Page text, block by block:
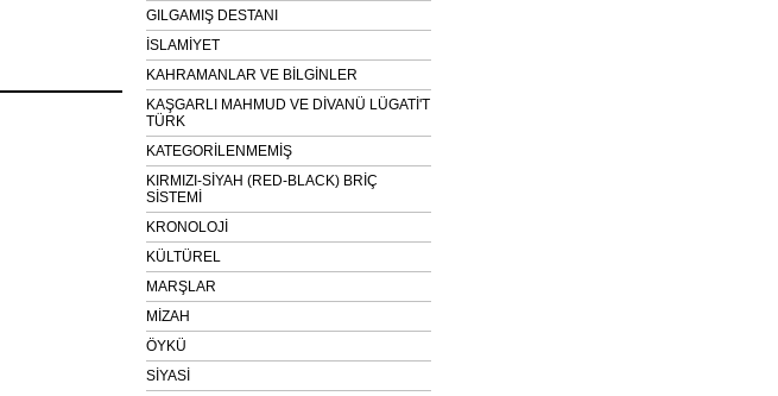
GILGAMIŞ DESTANI
İSLAMİYET
KAHRAMANLAR VE BİLGİNLER
KAŞGARLI MAHMUD VE DİVANÜ LÜGATİ'T
TÜRK
KATEGORİLENMEMİŞ
KIRMIZI-SİYAH (RED-BLACK) BRİÇ
SİSTEMİ
KRONOLOJİ
KÜLTÜREL
MARŞLAR
MİZAH
ÖYKÜ
SİYASİ